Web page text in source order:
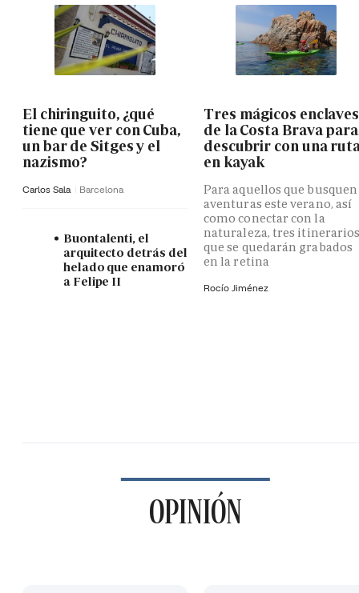
El chiringuito, ¿qué
tiene que ver con Cuba,
un bar de Sitges y el
nazismo?
Carlos Sala Barcelona
Buontalenti, el
arquitecto detrás del
helado que enamoró
a Felipe II
Tres mágicos enclaves
de la Costa Brava para
descubrir con una
en kayak
Para aquellos que busquen
aventuras este verano, así
como conectar con la
naturaleza, tres
que se quedarán grabados
en la retina
Rocío Jiménez
OPINIÓN